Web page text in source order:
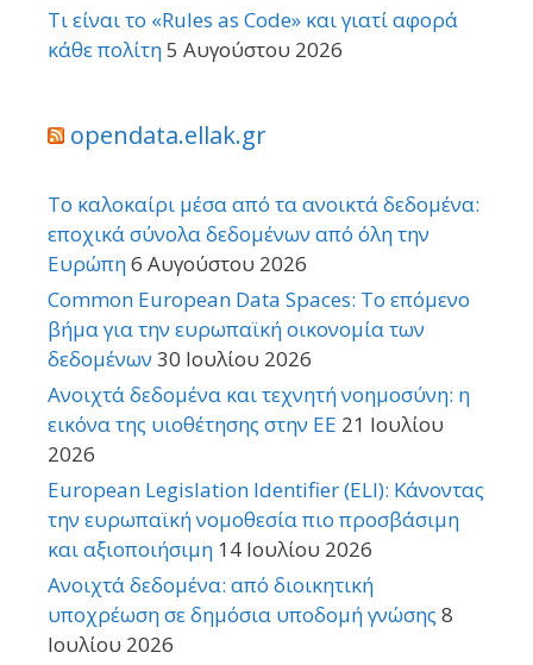
Τι είναι το «Rules as Code» και γιατί αφορά
κάθε πολίτη5 Αυγούστου 2026
opendata.ellak.gr
Το καλοκαίρι μέσα από τα ανοικτά δεδομένα:
εποχικά σύνολα δεδομένων από όλη την
Ευρώπη6 Αυγούστου 2026
Common European Data Spaces: Το επόμενο
βήμα για την ευρωπαϊκή οικονομία των
δεδομένων 30 Ιουλίου 2026
Ανοιχτά δεδομένα και τεχνητή νοημοσύνη: η
εικόνα της υιοθέτησης στην ΕΕ 21 Ιουλίου
2026
European Legislation Identifier (ELI): Κάνοντας
την ευρωπαϊκή νομοθεσία πιο προσβάσιμη
και αξιοποιήσιμη 14 Ιουλίου 2026
Ανοιχτά δεδομένα: από διοικητική
υποχρέωση σε δημόσια υποδομή γνώσης 8
Ιουλίου 2026